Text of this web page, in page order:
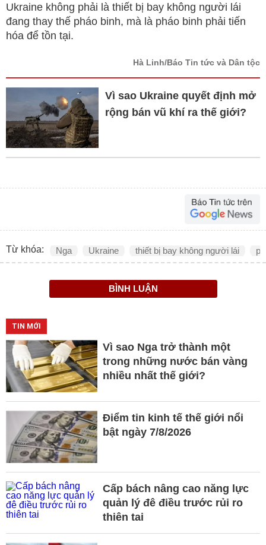
Ukraine không phải là thiết bị bay không người lái
đang thay thế pháo binh, mà là pháo binh phải tiến
hóa để tồn tại.
Hà Linh/Báo Tin tức và Dân tộc
Vì sao Ukraine quyết định mở
rộng bán vũ khí ra thế giới?
Từ khóa: Nga Ukraine thiết bị bay không người lái
BÌNH LUẬN
TIN MỚI
Vì sao Nga trở thành một
trong những nước bán vàng
nhiều nhất thế giới?
Điểm tin kinh tế thế giới nổi
bật ngày 7/8/2026
Cấp bách nâng cao năng lực
quản lý đê điều trước rủi ro
thiên tai